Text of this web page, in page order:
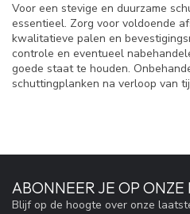
Voor een stevige en duurzame
essentieel. Zorg voor voldoende
kwalitatieve palen en
controle en eventueel
goede staat te houden.
schuttingplanken na verloop van
ABONNEER JE OP ONZE
Blijf op de hoogte over onze